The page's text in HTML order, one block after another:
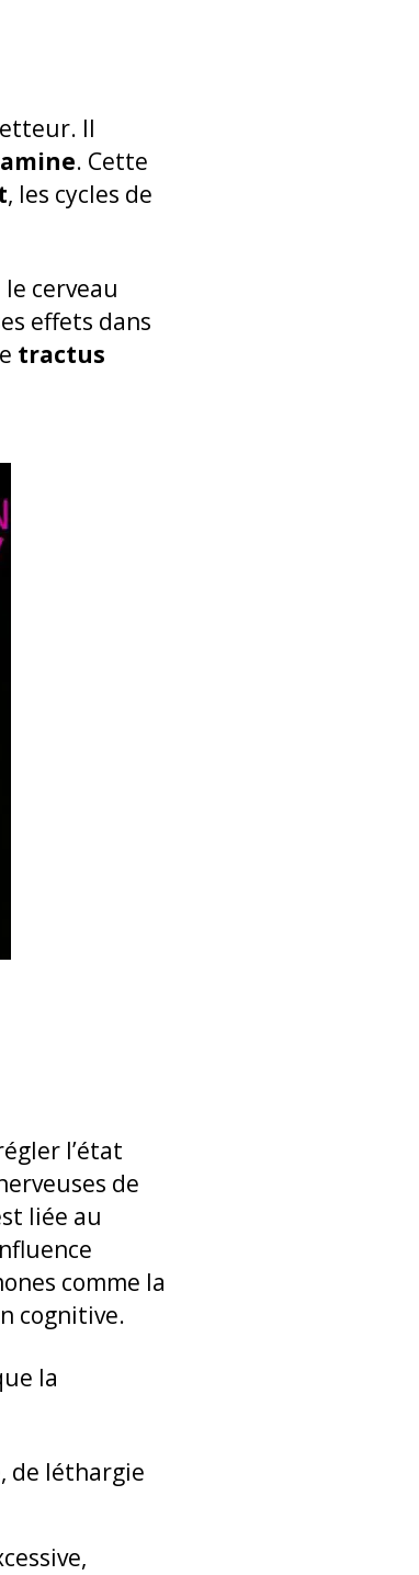
Il
. Cette
, les cycles de
cerveau
effets dans
tractus
l’état
de
liée au
comme la
cognitive.
la
de léthargie